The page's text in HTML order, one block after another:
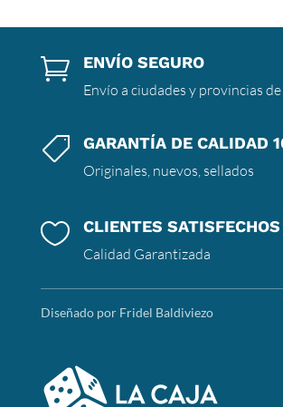
 ENVÍO SEGURO
Envío a ciudades y provincias
 GARANTÍA DE CALIDAD
Originales, nuevos, sellados
 CLIENTES SATISFECHOS
Calidad Garantizada
Diseñado por Fridel Baldiviezo